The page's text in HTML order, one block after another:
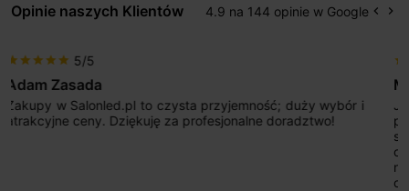
Opinie naszych Klientów 4.9 na 144 opinie w Google keyboard_arrow_left keyboard_arrow_right
starstarstarstarstar 5/5
Max777
Jestem bardzo zadowolony. Przede wszystkim od
początku uderzyło mnie profesjonalne podejście